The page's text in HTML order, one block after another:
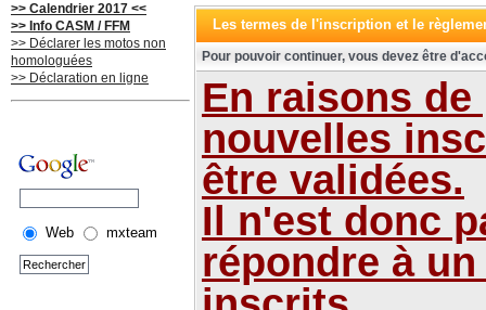
>> Calendrier 2017 <<
>> Info CASM / FFM
>> Déclarer les motos non
homologuées
>> Déclaration en ligne
Web mxteam
Les termes de l'inscription et le
Pour pouvoir continuer, vous devez être
En raisons
nouvelles
être validées.
Il n'est donc
répondre à